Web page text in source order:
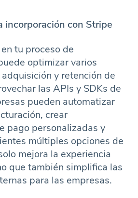
incorporación con Stripe
tu proceso de
optimizar varios
y retención de
las APIs y SDKs de
pueden automatizar
crear
pago personalizadas y
múltiples opciones de
mejora la experiencia
que también simplifica las
para las empresas.